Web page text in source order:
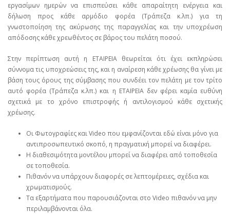
εργασίμων ημερών να επισπεύσει κάθε απαραίτητη ενέργεια και
δήλωση προς κάθε αρμόδιο φορέα (Τράπεζα κ.λπ.) για τη
γνωστοποίηση της ακύρωσης της παραγγελίας και την υποχρέωση
απόδοσης κάθε χρεωθέντος σε βάρος του πελάτη ποσού.
Στην περίπτωση αυτή η ΕΤΑΙΡΕΙΑ θεωρείται ότι έχει εκπληρώσει
σύννομα τις υποχρεώσεις της, και η αναίρεση κάθε χρέωσης θα γίνει με
βάση τους όρους της σύμβασης που συνδέει τον πελάτη με τον τρίτο
αυτό φορέα (Τράπεζα κ.λπ.) και η ΕΤΑΙΡΕΙΑ δεν φέρει καμία ευθύνη
σχετικά με το χρόνο επιστροφής ή αντιλογισμού κάθε σχετικής
χρέωσης.
Οι Φωτογραφίες και Video που εμφανίζονται εδώ είναι μόνο για
αντιπροσωπευτικό σκοπό, η πραγματική μπορεί να διαφέρει.
Η διαθεσιμότητα μοντέλου μπορεί να διαφέρει από τοποθεσία
σε τοποθεσία.
Πιθανόν να υπάρχουν διαφορές σε λεπτομέρειες, σχέδια και
χρωματισμούς.
Τα εξαρτήματα που παρουσιάζονται στο Video πιθανόν να μην
περιλαμβάνονται όλα.